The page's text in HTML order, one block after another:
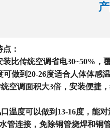
：
比传统空调省电30~50%，
做到20-26度适合人体体感温
空调面积大3倍，安装便捷
温度可以做到13-16度，能
管连接，免除铜管烧焊和铜